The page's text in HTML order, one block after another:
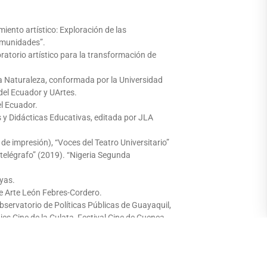
artístico: Exploración de las
artístico para la transformación de
Naturaleza, conformada por la Universidad
Ecuador y UArtes.
Ecuador.
y Didácticas Educativas, editada por JLA
impresión), “Voces del Teatro Universitario”
(2019). “Nigeria Segunda
Arte León Febres-Cordero.
de Políticas Públicas de Guayaquil,
Cine de la Culata, Festival Cine de Cuenca,